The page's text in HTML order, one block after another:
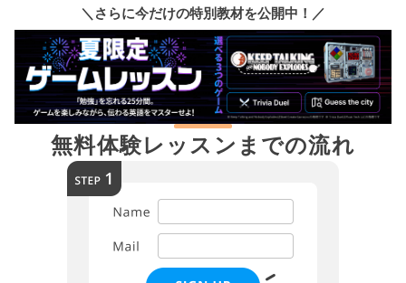
＼さらに今だけの特別教材を公開中！／
無料体験レッスンまでの流れ